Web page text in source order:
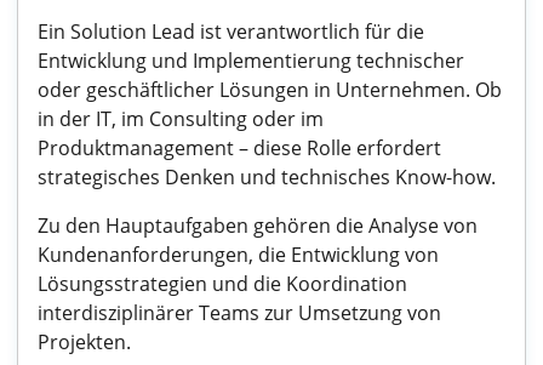
Ein Solution Lead ist verantwortlich für die
Entwicklung und Implementierung technischer
oder geschäftlicher Lösungen in Unternehmen. Ob
in der IT, im Consulting oder im
Produktmanagement – diese Rolle erfordert
strategisches Denken und technisches Know-how.
Zu den Hauptaufgaben gehören die Analyse von
Kundenanforderungen, die Entwicklung von
Lösungsstrategien und die Koordination
interdisziplinärer Teams zur Umsetzung von
Projekten.